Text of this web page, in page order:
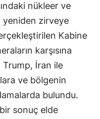
nükleer ve
yeniden zirveye
Kabine
karşısına
Trump, İran ile
ve bölgenin
bulundu.
sonuç elde